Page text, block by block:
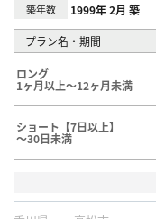
築年数 1999年 2月 築
プラン名・期間
ロング
1ヶ月以上～12ヶ月未満
ショート【7日以上】
～30日未満